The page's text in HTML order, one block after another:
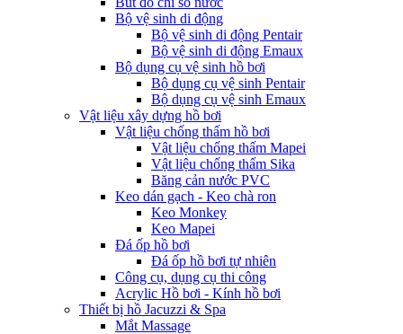
Bộ vệ sinh di động
Bộ vệ sinh di động Pentair
Bộ vệ sinh di động Emaux
Bộ dụng cụ vệ sinh hồ bơi
Bộ dụng cụ vệ sinh Pentair
Bộ dụng cụ vệ sinh Emaux
Vật liệu xây dựng hồ bơi
Vật liệu chống thấm hồ bơi
Vật liệu chống thấm Mapei
Vật liệu chống thấm Sika
Băng cản nước PVC
Keo dán gạch - Keo chà ron
Keo Monkey
Keo Mapei
Đá ốp hồ bơi
Đá ốp hồ bơi tự nhiên
Công cụ, dụng cụ thi công
Acrylic Hồ bơi - Kính hồ bơi
Thiết bị hồ Jacuzzi & Spa
Mắt Massage